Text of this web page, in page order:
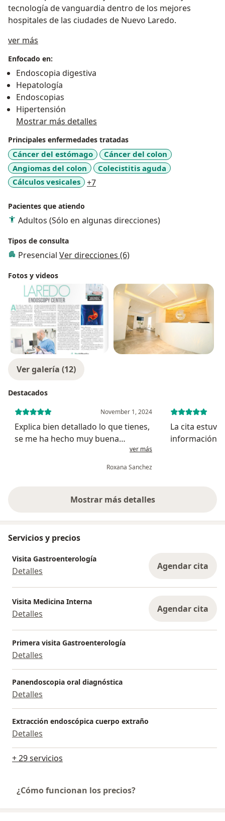
tecnología de vanguardia dentro de los mejores
hospitales de las ciudades de Nuevo Laredo.
ver más
Enfocado en:
Endoscopia digestiva
Hepatología
Endoscopias
Hipertensión
Mostrar más detalles
Principales enfermedades tratadas
Cáncer del estómago
Cáncer del colon
Angiomas del colon
Colecistitis aguda
Cálculos vesicales
+7a11y_sr_more_diseases
Pacientes que atiendo
Adultos (Sólo en algunas direcciones)
Tipos de consulta
Presencial Ver direcciones (6)
Fotos y videos
Ver galería (12)
Destacados
November 1, 2024
Explica bien detallado lo que tienes,
se me ha hecho muy buena
persona y con su ayuda con lasver más
Roxana Sanchez
La cita estuvo
información
Mostrar más detalles
sobre la experiencia
Servicios y precios
Visita Gastroenterología
Detalles Agendar cita
Visita Medicina Interna
Detalles Agendar cita
Primera visita Gastroenterología
Detalles
Panendoscopia oral diagnóstica
Detalles
Extracción endoscópica cuerpo extraño
Detalles
+ 29 servicios
¿Cómo funcionan los precios?